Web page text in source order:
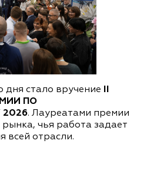
дня стало вручение
ПО
. Лауреатами премии
чья работа задает
всей отрасли.